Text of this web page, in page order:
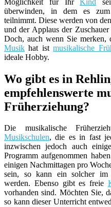
überwinden, in dem es
teilnimmt. Diese werden von
und der Applaus der
Doch, auch wenn Sie merken,
Musik hat istmusikalische
ideale Hobby.
Wo gibt es in
empfehlenswerte
Früherziehung?
Die musikalische
Musikschulen, die es in fast
inzwischen jedoch auch
Programm aufgenommen
einigen Nachmittagen pro
sein, so kann ein solcher im
werden. Ebenso gibt es freie
vorhanden sind. Möchten Sie,
so kann dieser Unterricht